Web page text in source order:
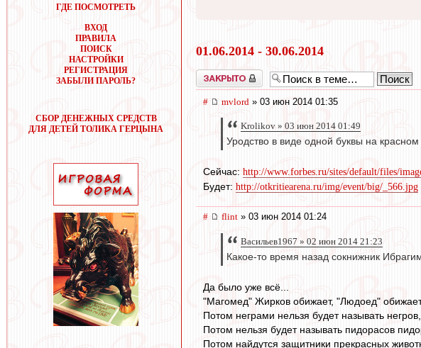
ГДЕ ПОСМОТРЕТЬ
ВХОД
ПРАВИЛА
ПОИСК
НАСТРОЙКИ
РЕГИСТРАЦИЯ
ЗАБЫЛИ ПАРОЛЬ?
СБОР ДЕНЕЖНЫХ СРЕДСТВ
ДЛЯ ДЕТЕЙ ТОЛИКА ГЕРЦЫНА
01.06.2014 - 30.06.2014
Закрыто
# mvlord » 03 июн 2014 01:35
Krolikov » 03 июн 2014 01:49
Уродство в виде одной буквы на
Сейчас: http://www.forbes.ru/sites/default/files/
Будет: http://otkritiearena.ru/img/event/big/_566.jpg
# flint » 03 июн 2014 01:24
Васильев1967 » 02 июн 2014 21:23
Какое-то время назад сокнижник
Да было уже всё...
"Магомед" Жирков обижает, "Людоед"
Потом неграми нельзя будет называть
Потом нельзя будет называть пидорасов
Потом найдутся защитники прекрасных